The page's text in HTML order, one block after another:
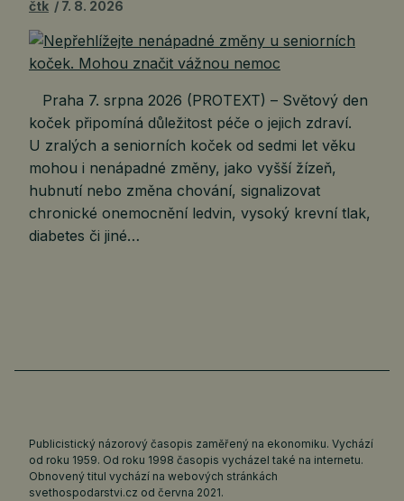
čtk 7. 8. 2026
Praha 7. srpna 2026 (PROTEXT) – Světový den
koček připomíná důležitost péče o jejich zdraví.
U zralých a seniorních koček od sedmi let věku
mohou i nenápadné změny, jako vyšší žízeň,
hubnutí nebo změna chování, signalizovat
chronické onemocnění ledvin, vysoký krevní tlak,
diabetes či jiné…
Publicistický názorový časopis zaměřený na ekonomiku. Vychází
od roku 1959. Od roku 1998 časopis vycházel také na internetu.
Obnovený titul vychází na webových stránkách
svethospodarstvi.cz od června 2021.